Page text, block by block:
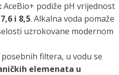
AceBio+ podiže pH vrijednost
7,6 i 8,5. Alkalna voda pomaže
uzrokovane modernom
filtera, u vodu se
elemenata u